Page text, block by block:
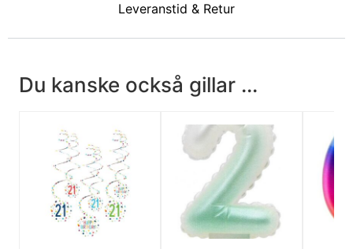
Leveranstid & Retur
Du kanske också gillar ...